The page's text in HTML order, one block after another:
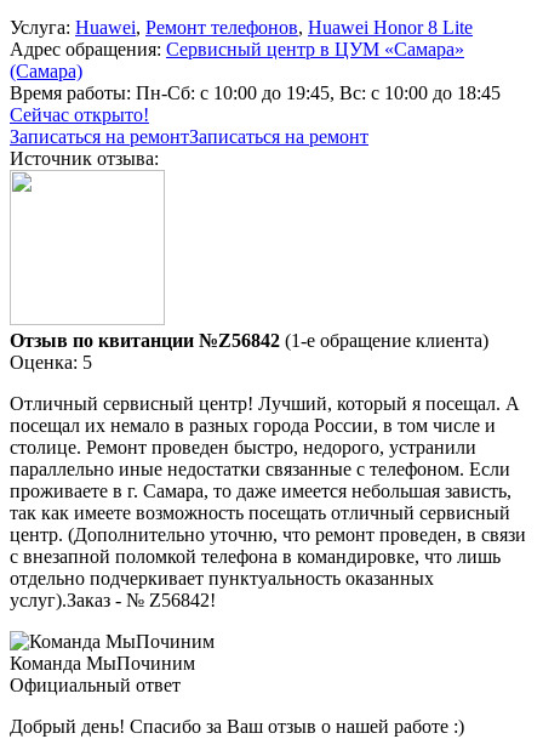
Услуга: Huawei, Ремонт телефонов, Huawei Honor 8 Lite
Адрес обращения: Сервисный центр в ЦУМ «Самара»
(Самара)
Время работы: Пн-Сб: с 10:00 до 19:45, Вс: с 10:00 до 18:45
Сейчас открыто!
Записаться на ремонтЗаписаться на ремонт
Источник отзыва:
Отзыв по квитанции №Z56842 (1-е обращение клиента)
Оценка: 5
Отличный сервисный центр! Лучший, который я посещал. А
посещал их немало в разных города России, в том числе и
столице. Ремонт проведен быстро, недорого, устранили
параллельно иные недостатки связанные с телефоном. Если
проживаете в г. Самара, то даже имеется небольшая зависть,
так как имеете возможность посещать отличный сервисный
центр. (Дополнительно уточню, что ремонт проведен, в связи
с внезапной поломкой телефона в командировке, что лишь
отдельно подчеркивает пунктуальность оказанных
услуг).Заказ - № Z56842!
Команда МыПочиним
Официальный ответ
Добрый день! Спасибо за Ваш отзыв о нашей работе :)